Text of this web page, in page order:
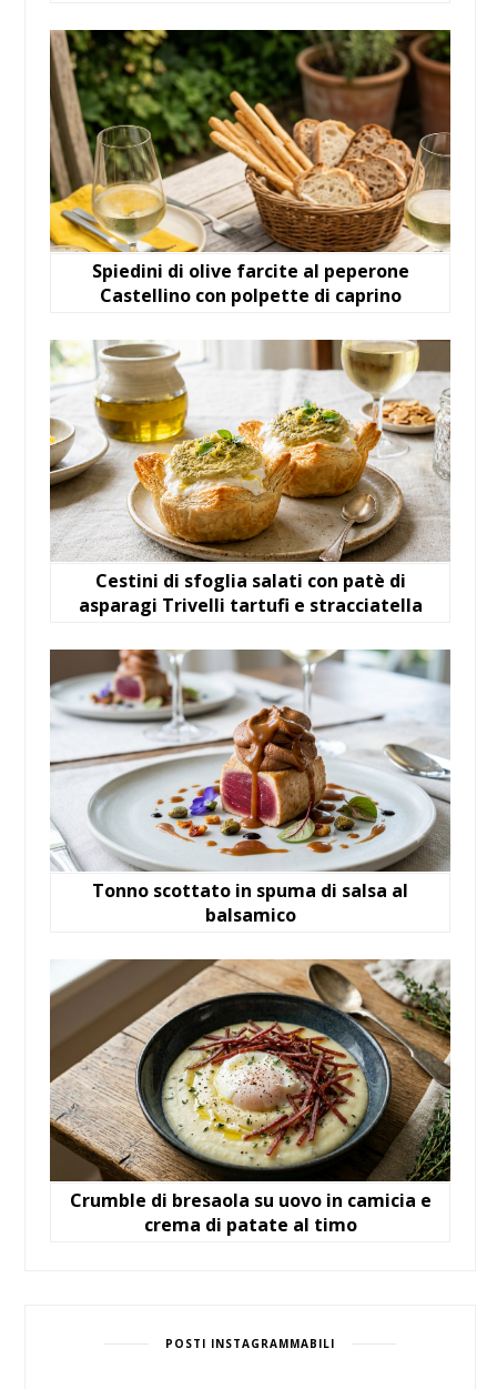
Spiedini di olive farcite al peperone
Castellino con polpette di caprino
Cestini di sfoglia salati con patè di
asparagi Trivelli tartufi e stracciatella
Tonno scottato in spuma di salsa al
balsamico
Crumble di bresaola su uovo in camicia e
crema di patate al timo
POSTI INSTAGRAMMABILI